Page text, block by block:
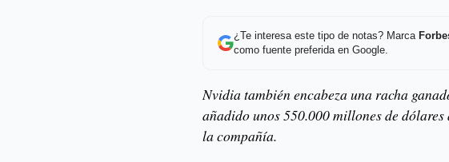
¿Te interesa este tipo de notas? Marca
como fuente preferida en Google.
Nvidia también encabeza una racha
añadido unos 550.000 millones de
la compañía.